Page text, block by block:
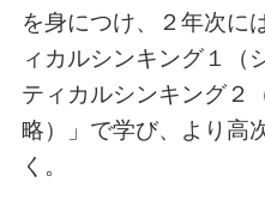
を身につけ、２年次に
ィカルシンキング１（
ティカルシンキング２
略）」で学び、より高
く。